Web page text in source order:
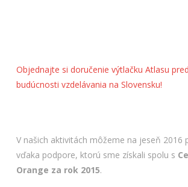
Objednajte si doručenie výtlačku Atlasu
budúcnosti vzdelávania na Slovensku!
V našich aktivitách môžeme na jeseň 2016
vďaka podpore, ktorú sme získali spolu s
Orange za rok 2015.